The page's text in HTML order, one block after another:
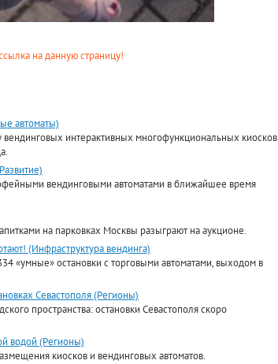
на данную страницу!
автоматы)
вендинговых интерактивных многофункциональных киосков
вендинговыми автоматами в ближайшее время
на парковках Москвы разыграют на аукционе.
(Инфраструктура вендинга)
«умные» остановки с торговыми автоматами, выходом в
Севастополя (Регионы)
пространства: остановки Севастополя скоро
водой (Регионы)
киосков и вендинговых автоматов.